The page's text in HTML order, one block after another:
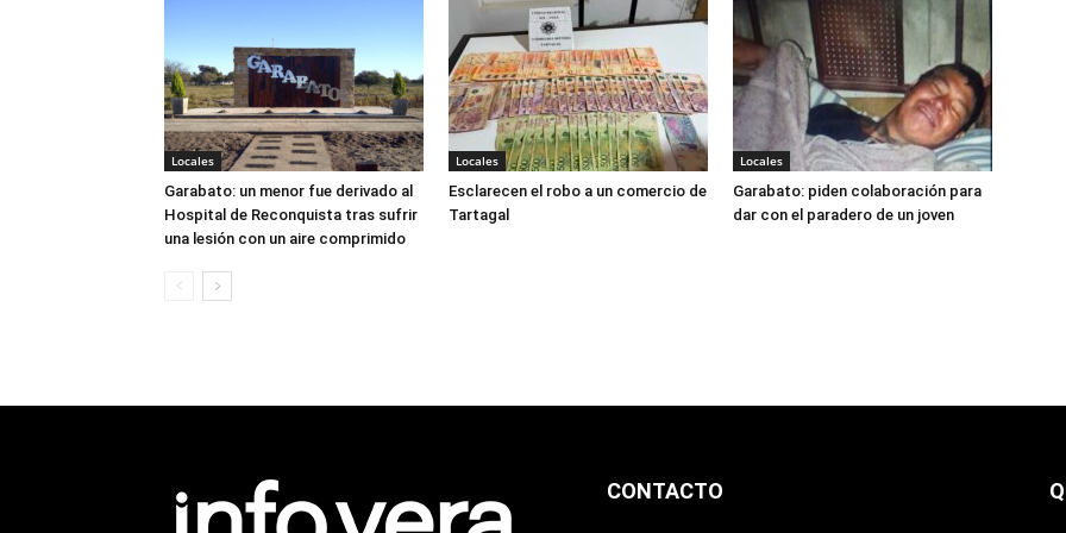
Locales
Garabato: un menor fue derivado al
Hospital de Reconquista tras sufrir
una lesión con un aire comprimido
Locales
Esclarecen el robo a un comercio de
Tartagal
Locales
Garabato: piden colaboración para
dar con el paradero de un joven
CONTACTO